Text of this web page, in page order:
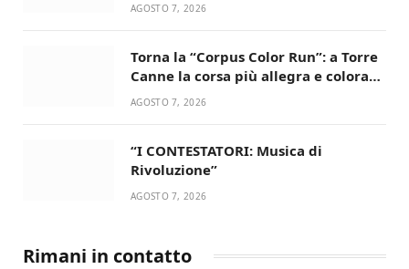
AGOSTO 7, 2026
Torna la “Corpus Color Run”: a Torre
Canne la corsa più allegra e colorata
dell’estate!
AGOSTO 7, 2026
“I CONTESTATORI: Musica di
Rivoluzione”
AGOSTO 7, 2026
Rimani in contatto